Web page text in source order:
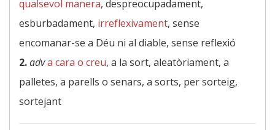
qualsevol manera, despreocupadament,
esburbadament, irreflexivament, sense
encomanar-se a Déu ni al diable, sense reflexió
2.adva cara o creu, a la sort, aleatòriament, a
palletes, a parells o senars, a sorts, per sorteig,
sortejant